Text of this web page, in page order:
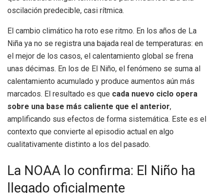
oscilación predecible, casi rítmica.
El cambio climático ha roto ese ritmo. En los años de La
Niña ya no se registra una bajada real de temperaturas: en
el mejor de los casos, el calentamiento global se frena
unas décimas. En los de El Niño, el fenómeno se suma al
calentamiento acumulado y produce aumentos aún más
marcados. El resultado es que cada nuevo ciclo opera
sobre una base más caliente que el anterior,
amplificando sus efectos de forma sistemática. Este es el
contexto que convierte al episodio actual en algo
cualitativamente distinto a los del pasado.
La NOAA lo confirma: El Niño ha
llegado oficialmente